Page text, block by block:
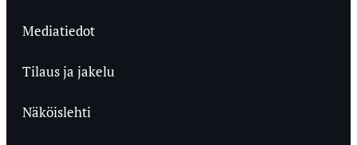
Mediatiedot
Tilaus ja jakelu
Näköislehti